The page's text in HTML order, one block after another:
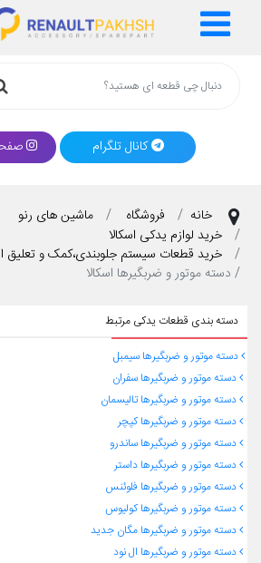
کانال تلگرام
خانه فروشگاه
ماشین های رنو
خرید لوازم یدکی اسکالا
خرید قطعات سیستم جلوبندی،کمک و تعلیق
دسته موتور و ضربگیرها اسکالا
دسته بندی قطعات یدکی مرتبط
دسته موتور و ضربگیرها سیمبل
دسته موتور و ضربگیرها سفران
دسته موتور و ضربگیرها تالیسمان
دسته موتور و ضربگیرها کپچر
دسته موتور و ضربگیرها ساندرو
دسته موتور و ضربگیرها داستر
دسته موتور و ضربگیرها فلوئنس
دسته موتور و ضربگیرها کولیوس
دسته موتور و ضربگیرها مگان جدید
دسته موتور و ضربگیرها ال نود